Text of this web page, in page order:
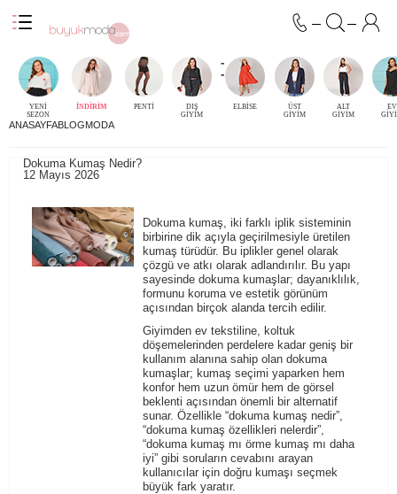
YENİ
SEZON
İNDİRİM PENTİ
DIŞ
GİYİM
-
-
ELBİSE
ÜST
GİYİM
ALT
GİYİM
EV
ANASAYFABLOGMODA
Dokuma Kumaş Nedir?
12 Mayıs 2026
Dokuma kumaş, iki farklı iplik sisteminin
birbirine dik açıyla geçirilmesiyle üretilen
kumaş türüdür. Bu iplikler genel olarak
çözgü ve atkı olarak adlandırılır. Bu yapı
sayesinde dokuma kumaşlar; dayanıklılık,
formunu koruma ve estetik görünüm
açısından birçok alanda tercih edilir.
Giyimden ev tekstiline, koltuk
döşemelerinden perdelere kadar geniş bir
kullanım alanına sahip olan dokuma
kumaşlar; kumaş seçimi yaparken hem
konfor hem uzun ömür hem de görsel
beklenti açısından önemli bir alternatif
sunar. Özellikle “dokuma kumaş nedir”,
“dokuma kumaş özellikleri nelerdir”,
“dokuma kumaş mı örme kumaş mı daha
iyi” gibi soruların cevabını arayan
kullanıcılar için doğru kumaşı seçmek
büyük fark yaratır.